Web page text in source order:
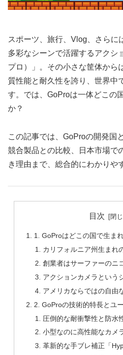
スポーツ、旅行、Vlog、さらに
多彩なシーンで活躍するアクシ
プロ）」。その小さな筐体から
質性能と耐久性を誇り、世界中
す。では、GoProは一体どこの
か？
この記事では、GoProの開発国
競合製品との比較、日本市場で
き理由まで、総合的にわかりや
目次
1. GoProはどこの国で生ま
カリフォルニア州生まれ
創業者はサーファーのニ
アクションカメラという
アメリカならではの自由
2. GoProの技術的特長とユ
圧倒的な耐衝撃性と防水
小型なのに高性能なカメ
革新的な手ブレ補正「